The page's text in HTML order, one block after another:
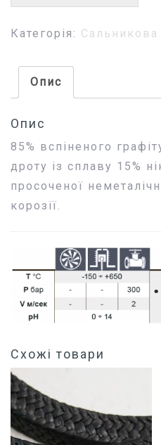
Категорія: Сальникова
Опис
Опис
85% вспіненого
дроту із сплаву 15%
просоченої
корозії.
Схожі товари